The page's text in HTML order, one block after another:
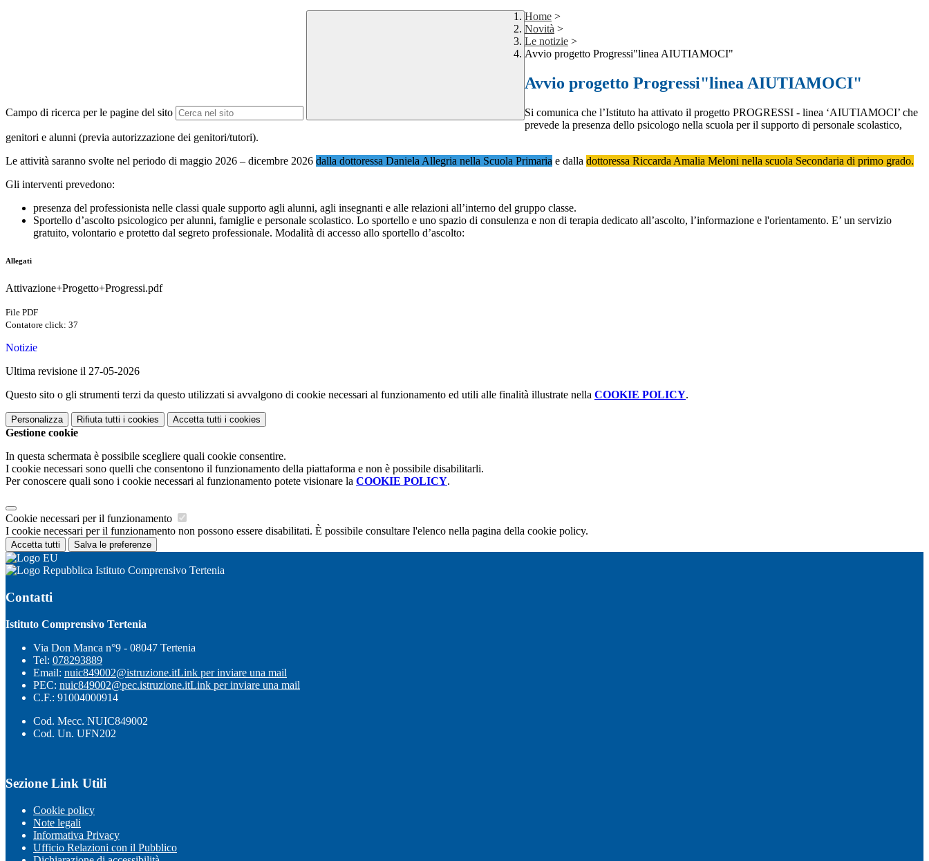
Campo di ricerca per le pagine del sito
Home >
Novità >
Le notizie >
Avvio progetto Progressi"linea AIUTIAMOCI"
Avvio progetto Progressi"linea AIUTIAMOCI"
Si comunica che l’Istituto ha attivato il progetto PROGRESSI - linea ‘AIUTIAMOCI’ che
prevede la presenza dello psicologo nella scuola per il supporto di personale scolastico,
genitori e alunni (previa autorizzazione dei genitori/tutori).
Le attività saranno svolte nel periodo di maggio 2026 – dicembre 2026 dalla dottoressa Daniela Allegria nella Scuola Primaria e dalla dottoressa Riccarda Amalia Meloni nella scuola Secondaria di primo grado.
Gli interventi prevedono:
presenza del professionista nelle classi quale supporto agli alunni, agli insegnanti e alle relazioni all’interno del gruppo classe.
Sportello d’ascolto psicologico per alunni, famiglie e personale scolastico. Lo sportello e uno spazio di consulenza e non di terapia dedicato all’ascolto, l’informazione e l'orientamento. E’ un servizio
gratuito, volontario e protetto dal segreto professionale. Modalità di accesso allo sportello d’ascolto:
Allegati
Attivazione+Progetto+Progressi.pdf
File PDF
Contatore click: 37
Notizie
Ultima revisione il 27-05-2026
Questo sito o gli strumenti terzi da questo utilizzati si avvalgono di cookie necessari al funzionamento ed utili alle finalità illustrate nella COOKIE POLICY.
Personalizza Rifiuta tutti i cookies Accetta tutti i cookies
Gestione cookie
In questa schermata è possibile scegliere quali cookie consentire.
I cookie necessari sono quelli che consentono il funzionamento della piattaforma e non è possibile disabilitarli.
Per conoscere quali sono i cookie necessari al funzionamento potete visionare la COOKIE POLICY.
Cookie necessari per il funzionamento
I cookie necessari per il funzionamento non possono essere disabilitati. È possibile consultare l'elenco nella pagina della cookie policy.
Accetta tutti Salva le preferenze
Istituto Comprensivo Tertenia
Contatti
Istituto Comprensivo Tertenia
Via Don Manca n°9 - 08047 Tertenia
Tel: 078293889
Email: nuic849002@istruzione.itLink per inviare una mail
PEC: nuic849002@pec.istruzione.itLink per inviare una mail
C.F.: 91004000914
Cod. Mecc. NUIC849002
Cod. Un. UFN202
Sezione Link Utili
Cookie policy
Note legali
Informativa Privacy
Ufficio Relazioni con il Pubblico